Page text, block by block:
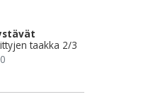
taakka 2/3